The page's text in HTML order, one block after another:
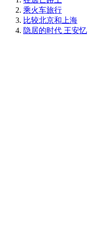
乘火车旅行
比较北京和上海
隐居的时代 王安忆